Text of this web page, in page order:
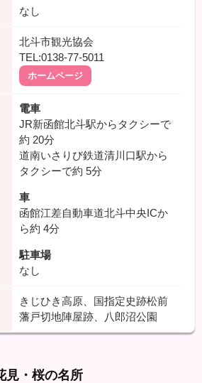
なし
北斗市観光協会
TEL:0138-77-5011
ホームページ
電車
JR新函館北斗駅からタクシーで
約 20分
道南いさりび鉄道清川口駅から
タクシーで約 5分
車
函館江差自動車道北斗中央ICか
ら約 4分
駐車場
なし
きじひき高原、国指定史跡松前
藩戸切地陣屋跡、八郎沼公園
見・桜の名所